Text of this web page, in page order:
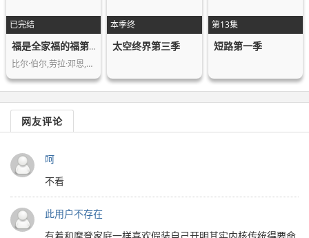
已完结
福是全家福的福第三季
比尔·伯尔,劳拉·邓恩,贾斯汀·朗
本季终
太空终界第三季
第13集
短路第一季
网友评论
呵
不看
此用户不存在